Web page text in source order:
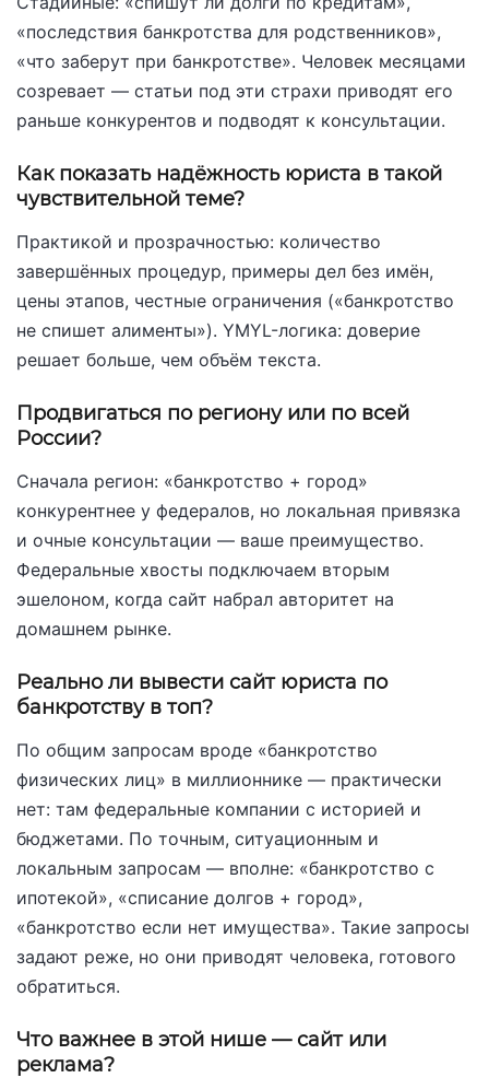
«последствия банкротства для родственников»,
«что заберут при банкротстве». Человек месяцами
созревает — статьи под эти страхи приводят его
раньше конкурентов и подводят к консультации.
Как показать надёжность юриста в такой
чувствительной теме?
Практикой и прозрачностью: количество
завершённых процедур, примеры дел без имён,
цены этапов, честные ограничения («банкротство
не спишет алименты»). YMYL-логика: доверие
решает больше, чем объём текста.
Продвигаться по региону или по всей
России?
Сначала регион: «банкротство + город»
конкурентнее у федералов, но локальная привязка
и очные консультации — ваше преимущество.
Федеральные хвосты подключаем вторым
эшелоном, когда сайт набрал авторитет на
домашнем рынке.
Реально ли вывести сайт юриста по
банкротству в топ?
По общим запросам вроде «банкротство
физических лиц» в миллионнике — практически
нет: там федеральные компании с историей и
бюджетами. По точным, ситуационным и
локальным запросам — вполне: «банкротство с
ипотекой», «списание долгов + город»,
«банкротство если нет имущества». Такие запросы
задают реже, но они приводят человека, готового
обратиться.
Что важнее в этой нише — сайт или
реклама?